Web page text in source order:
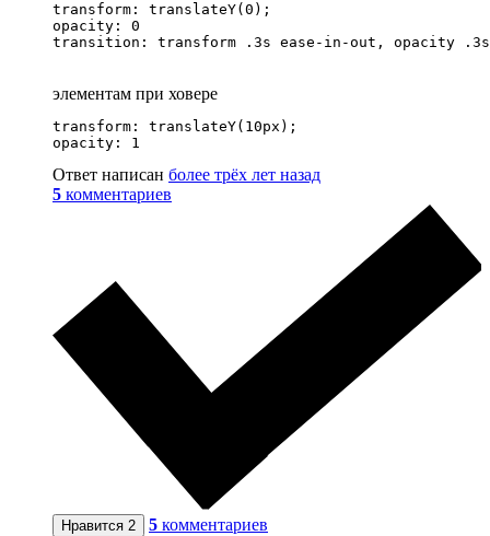
transform: translateY(0);
opacity: 0
transition: transform .3s ease-in-out, opacity
элементам при ховере
transform: translateY(10px);
opacity: 1
Ответ написан более трёх лет назад
5 комментариев
Нравится 2 5 комментариев